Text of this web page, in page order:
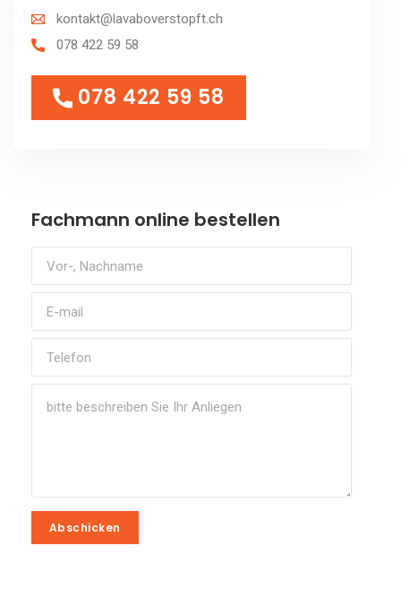
kontakt@lavaboverstopft.ch
078 422 59 58
078 422 59 58
078 422 59 58
Fachmann online bestellen
Abschicken
Abschicken